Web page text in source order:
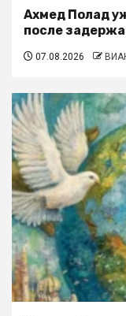
Ахмед Полад
после
07.08.2026